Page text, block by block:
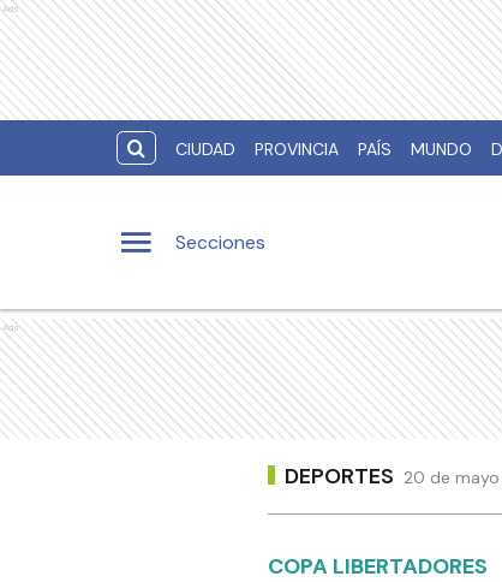
Ads
CIUDAD PROVINCIA PAÍS MUNDO
Secciones
Ads
DEPORTES 20 de
COPA LIBERTADORES